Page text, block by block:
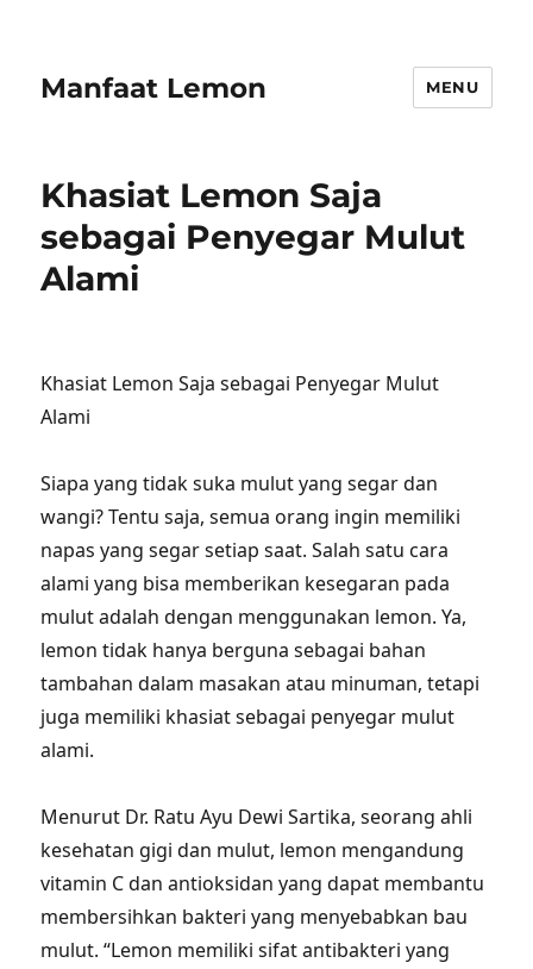
Manfaat Lemon MENU
Khasiat Lemon Saja
sebagai Penyegar Mulut
Alami
Khasiat Lemon Saja sebagai Penyegar Mulut
Alami
Siapa yang tidak suka mulut yang segar dan
wangi? Tentu saja, semua orang ingin memiliki
napas yang segar setiap saat. Salah satu cara
alami yang bisa memberikan kesegaran pada
mulut adalah dengan menggunakan lemon. Ya,
lemon tidak hanya berguna sebagai bahan
tambahan dalam masakan atau minuman, tetapi
juga memiliki khasiat sebagai penyegar mulut
alami.
Menurut Dr. Ratu Ayu Dewi Sartika, seorang ahli
kesehatan gigi dan mulut, lemon mengandung
vitamin C dan antioksidan yang dapat membantu
membersihkan bakteri yang menyebabkan bau
mulut. “Lemon memiliki sifat antibakteri yang